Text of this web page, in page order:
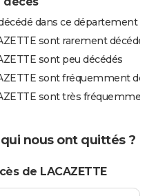
dans ce département
sont rarement
sont peu décédés
sont fréquemment
sont très
nous ont quittés ?
de LACAZETTE